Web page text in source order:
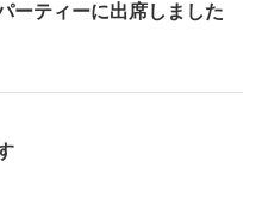
ーティーに出席しました